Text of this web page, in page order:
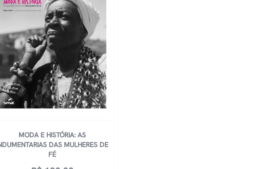
MODA E HISTÓRIA: AS
DAS MULHERES DE
FÉ